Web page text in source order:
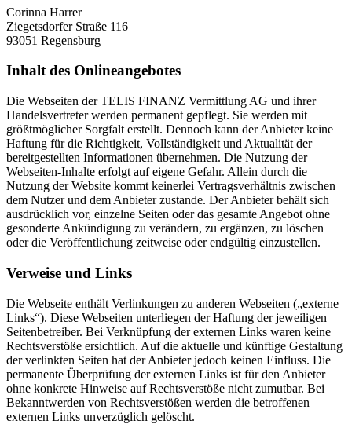
Corinna Harrer
Ziegetsdorfer Straße 116
93051 Regensburg
Inhalt des Onlineangebotes
Die Webseiten der TELIS FINANZ Vermittlung AG und ihrer
Handelsvertreter werden permanent gepflegt. Sie werden mit
größtmöglicher Sorgfalt erstellt. Dennoch kann der Anbieter keine
Haftung für die Richtigkeit, Vollständigkeit und Aktualität der
bereitgestellten Informationen übernehmen. Die Nutzung der
Webseiten-Inhalte erfolgt auf eigene Gefahr. Allein durch die
Nutzung der Website kommt keinerlei Vertragsverhältnis zwischen
dem Nutzer und dem Anbieter zustande. Der Anbieter behält sich
ausdrücklich vor, einzelne Seiten oder das gesamte Angebot ohne
gesonderte Ankündigung zu verändern, zu ergänzen, zu löschen
oder die Veröffentlichung zeitweise oder endgültig einzustellen.
Verweise und Links
Die Webseite enthält Verlinkungen zu anderen Webseiten („externe
Links“). Diese Webseiten unterliegen der Haftung der jeweiligen
Seitenbetreiber. Bei Verknüpfung der externen Links waren keine
Rechtsverstöße ersichtlich. Auf die aktuelle und künftige Gestaltung
der verlinkten Seiten hat der Anbieter jedoch keinen Einfluss. Die
permanente Überprüfung der externen Links ist für den Anbieter
ohne konkrete Hinweise auf Rechtsverstöße nicht zumutbar. Bei
Bekanntwerden von Rechtsverstößen werden die betroffenen
externen Links unverzüglich gelöscht.